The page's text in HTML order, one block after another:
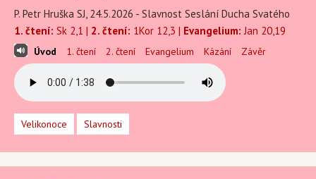
P. Petr Hruška SJ, 24.5.2026 - Slavnost Seslání Ducha Svatého
1. čtení: Sk 2,1 | 2. čtení: 1Kor 12,3 | Evangelium: Jan 20,19
Úvod 1. čtení 2. čtení Evangelium Kázání Závěr
Velikonoce Slavnosti